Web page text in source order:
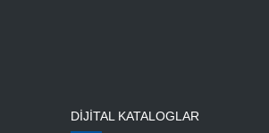
DİJİTAL KATALOGLAR